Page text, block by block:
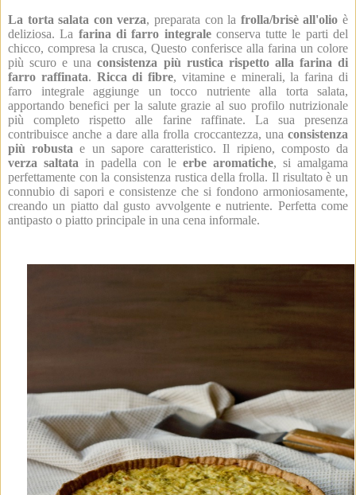
La torta salata con verza, preparata con la frolla/brisè all'olio è
deliziosa. La farina di farro integraleconserva tutte le parti del
chicco, compresa la crusca, Questo conferisce alla farina un colore
più scuro e unaconsistenza più rustica rispetto alla farina di
farro raffinata. Ricca di fibre, vitamine e minerali, la farina di
farro integrale aggiunge un tocco nutriente alla torta salata,
apportando benefici per la salute grazie al suo profilo nutrizionale
più completo rispetto alle farine raffinate. La sua presenza
contribuisce anche a dare alla frolla croccantezza, una consistenza
più robusta e un sapore caratteristico. Il ripieno, composto da
verza saltata in padella con le erbe aromatiche, si amalgama
perfettamente con la consistenza rustica della frolla. Il risultato è un
connubio di sapori e consistenze che si fondono armoniosamente,
creando un piatto dal gusto avvolgente e nutriente. Perfetta come
antipasto o piatto principale in una cena informale.